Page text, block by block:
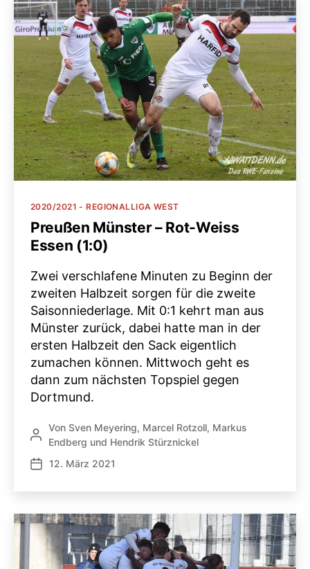
Kategorien
2020/2021 - REGIONALLIGA WEST
Preußen Münster – Rot-Weiss
Essen (1:0)
Zwei verschlafene Minuten zu Beginn der
zweiten Halbzeit sorgen für die zweite
Saisonniederlage. Mit 0:1 kehrt man aus
Münster zurück, dabei hatte man in der
ersten Halbzeit den Sack eigentlich
zumachen können. Mittwoch geht es
dann zum nächsten Topspiel gegen
Dortmund.
Beitragsautor
Von Sven Meyering, Marcel Rotzoll, Markus
Endberg und Hendrik Stürznickel
Veröffentlichungsdatum
12. März 2021